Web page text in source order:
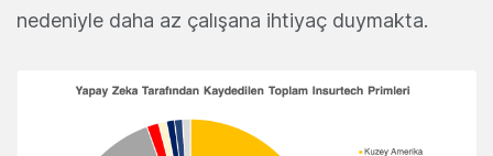
nedeniyle daha az çalışana ihtiyaç duymakta.